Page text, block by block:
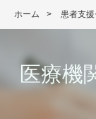
ホーム 患者支
医療機